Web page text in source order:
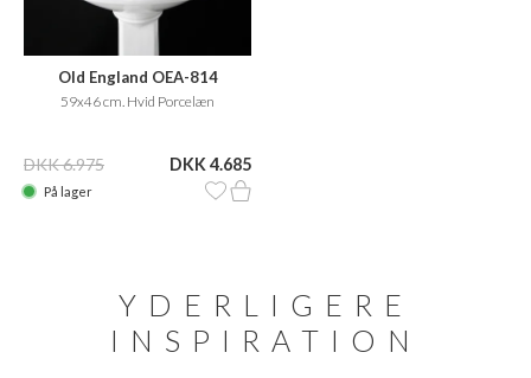
Old England OEA-814
59x46 cm. Hvid Porcelæn
DKK 6.975 DKK 4.685
På lager
YDERLIGERE
INSPIRATION